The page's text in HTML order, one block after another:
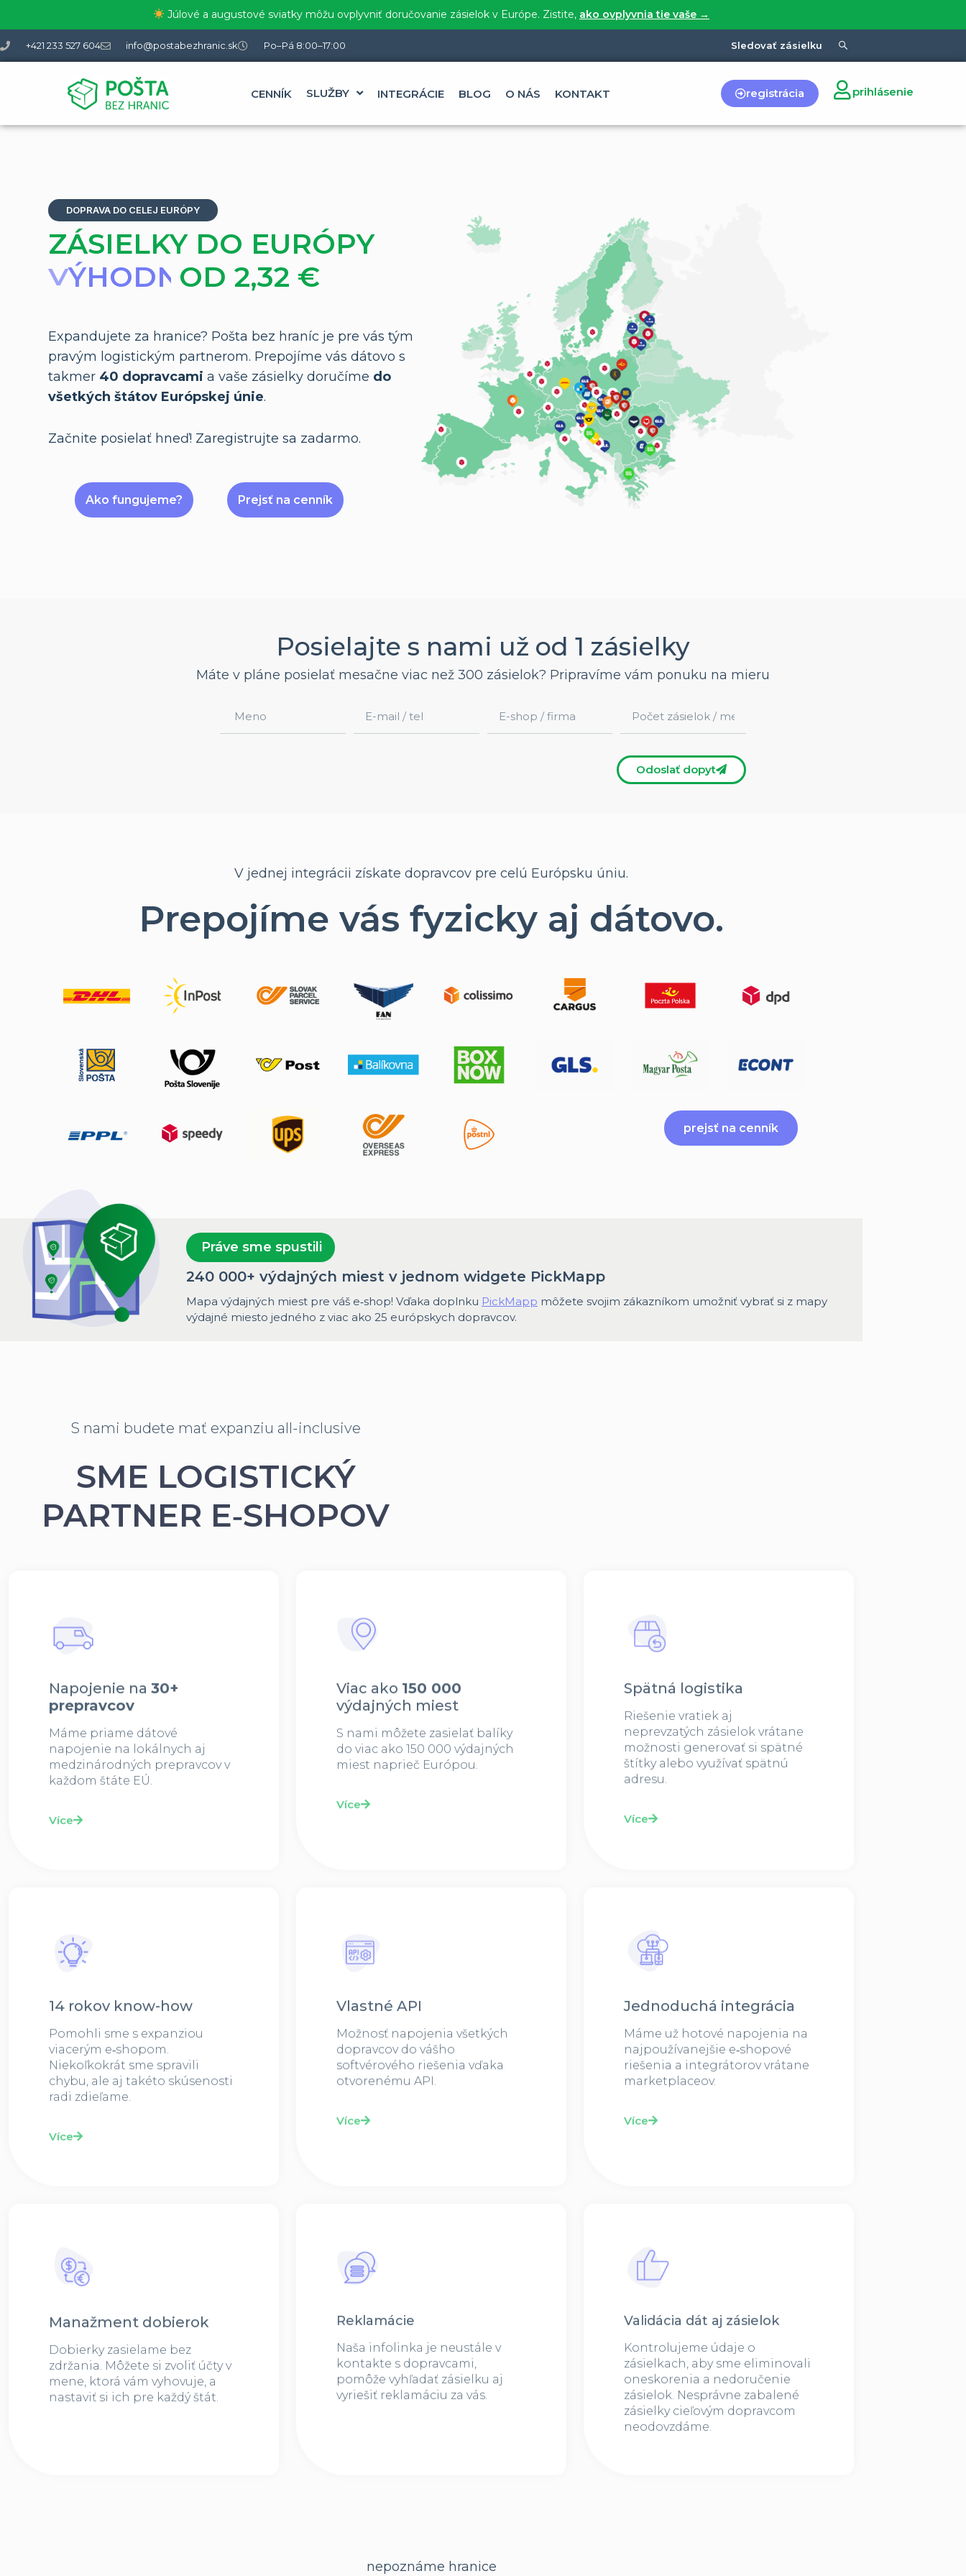
Júlové a augustové sviatky môžu ovplyvniť doručovanie zásielok v Európe. Zistite, ako ovplyvnia tie vaše →
+421 233 527 604 info@postabezhranic.sk Po–Pá 8:00–17:00 Sledovať zásielku
CENNÍK SLUŽBY INTEGRÁCIE BLOG O NÁS KONTAKT registrácia prihlásenie
DOPRAVA DO CELEJ EURÓPY
ZÁSIELKY DO EURÓPY
OD 2,32 €
Expandujete za hranice? Pošta bez hraníc je pre vás tým
pravým logistickým partnerom. Prepojíme vás dátovo s
takmer 40 dopravcami a vaše zásielky doručíme do
všetkých štátov Európskej únie.
Začnite posielať hneď! Zaregistrujte sa zadarmo.
Ako fungujeme? Prejsť na cenník
Posielajte s nami už od 1 zásielky
Máte v pláne posielať mesačne viac než 300 zásielok? Pripravíme vám ponuku na mieru
Odoslať dopyt
V jednej integrácii získate dopravcov pre celú Európsku úniu.
Prepojíme vás fyzicky aj dátovo.
prejsť na cenník
Práve sme spustili
240 000+ výdajných miest v jednom widgete PickMapp
Mapa výdajných miest pre váš e‑shop! Vďaka doplnku PickMapp môžete svojim zákazníkom umožniť vybrať si z mapy
výdajné miesto jedného z viac ako 25 európskych dopravcov.
S nami budete mať expanziu all-inclusive
SME LOGISTICKÝ
PARTNER E‑SHOPOV
Napojenie na 30+
prepravcov
Máme priame dátové
napojenie na lokálnych aj
medzinárodných prepravcov v
každom štáte EÚ.
Více
Viac ako 150 000
výdajných miest
S nami môžete zasielať balíky
do viac ako 150 000 výdajných
miest naprieč Európou.
Více
Spätná logistika
Riešenie vratiek aj
neprevzatých zásielok vrátane
možnosti generovať si spätné
štítky alebo využívať spätnú
adresu.
Více
14 rokov know-how
Pomohli sme s expanziou
viacerým e‑shopom.
Niekoľkokrát sme spravili
chybu, ale aj takéto skúsenosti
radi zdieľame.
Více
Vlastné API​
Možnosť napojenia všetkých
dopravcov do vášho
softvérového riešenia vďaka
otvorenému API.
Více
Jednoduchá integrácia
Máme už hotové napojenia na
najpoužívanejšie e‑shopové
riešenia a integrátorov vrátane
marketplaceov.
Více
Manažment dobierok
Dobierky zasielame bez
zdržania. Môžete si zvoliť účty v
mene, ktorá vám vyhovuje, a
nastaviť si ich pre každý štát.
Reklamácie
Naša infolinka je neustále v
kontakte s dopravcami,
pomôže vyhľadať zásielku aj
vyriešiť reklamáciu za vás.
Validácia dát aj zásielok
Kontrolujeme údaje o
zásielkach, aby sme eliminovali
oneskorenia a nedoručenie
zásielok. Nesprávne zabalené
zásielky cieľovým dopravcom
neodovzdáme.
nepoznáme hranice